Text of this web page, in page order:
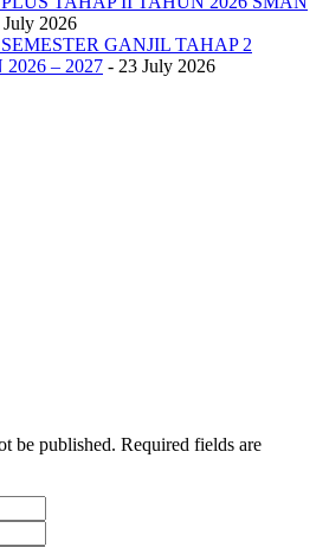
2026
GANJIL TAHAP 2
– 2027 - 23 July 2026
be published. Required fields are